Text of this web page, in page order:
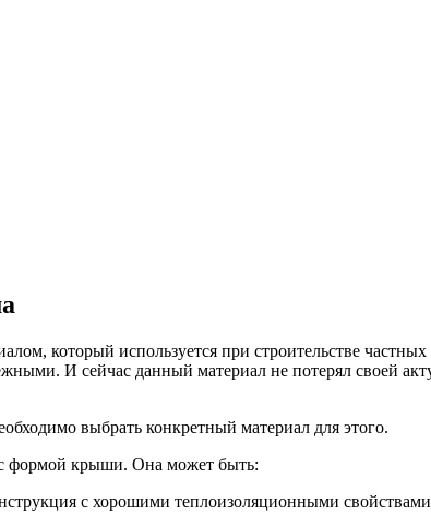
который используется при строительстве
И сейчас данный материал не потерял своей
выбрать конкретный материал для этого.
с формой крыши. Она может быть:
с хорошими теплоизоляционными